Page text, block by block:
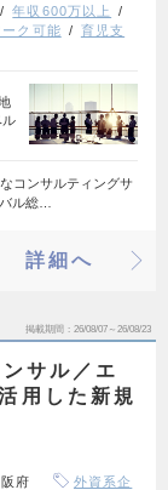
年収600万以上
ーク可能
育児支
ル
コンサルティングサ
ル総…
詳細へ
掲載期間 26/08/07～26/08/23
サル／エ
用した新規
府
外資系企